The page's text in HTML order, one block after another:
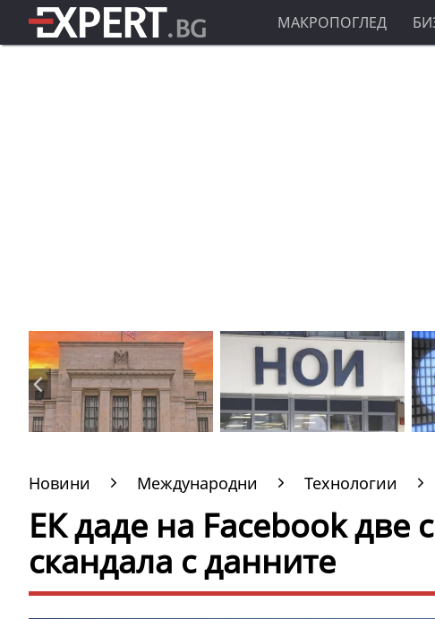
МАКРОПОГЛЕД
Новини Международни Технологии
ЕК даде на Facebook две
скандала с данните